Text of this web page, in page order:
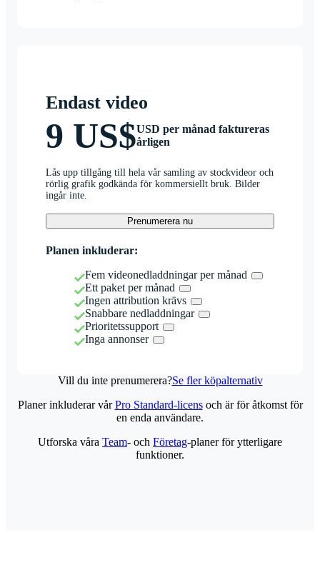
Endast video
9 US$USD per månad faktureras
årligen
Lås upp tillgång till hela vår samling av stockvideor och
rörlig grafik godkända för kommersiellt bruk. Bilder
ingår inte.
Prenumerera nu
Planen inkluderar:
Fem videonedladdningar per månad
Ett paket per månad
Ingen attribution krävs
Snabbare nedladdningar
Prioritetssupport
Inga annonser
Vill du inte prenumerera?Se fler köpalternativ
Planer inkluderar vårPro Standard-licensoch är för åtkomst för
en enda användare.
Utforska våra Team- och Företag-planer för ytterligare
funktioner.